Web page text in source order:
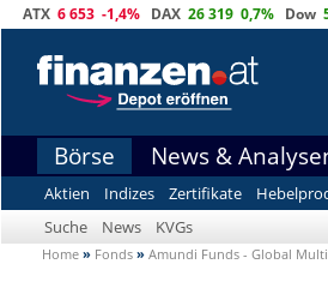
ATX 6 653 -1,4% DAX 26 319 0,7% Dow
Börse News &
Aktien Indizes Zertifikate
Suche
News KVGs
Home » Fonds » Amundi Funds - Global